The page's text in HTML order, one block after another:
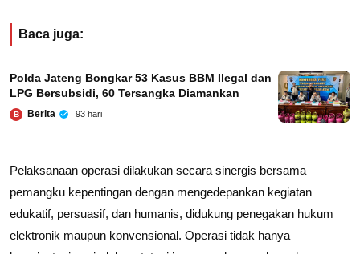
Baca juga:
Polda Jateng Bongkar 53 Kasus BBM Ilegal dan
LPG Bersubsidi, 60 Tersangka Diamankan
B Berita 93 hari
Pelaksanaan operasi dilakukan secara sinergis bersama
pemangku kepentingan dengan mengedepankan kegiatan
edukatif, persuasif, dan humanis, didukung penegakan hukum
elektronik maupun konvensional. Operasi tidak hanya